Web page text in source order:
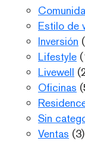
Estilo de
Inversión
Lifestyle
Livewell
Oficinas
Sin
Ventas (3)